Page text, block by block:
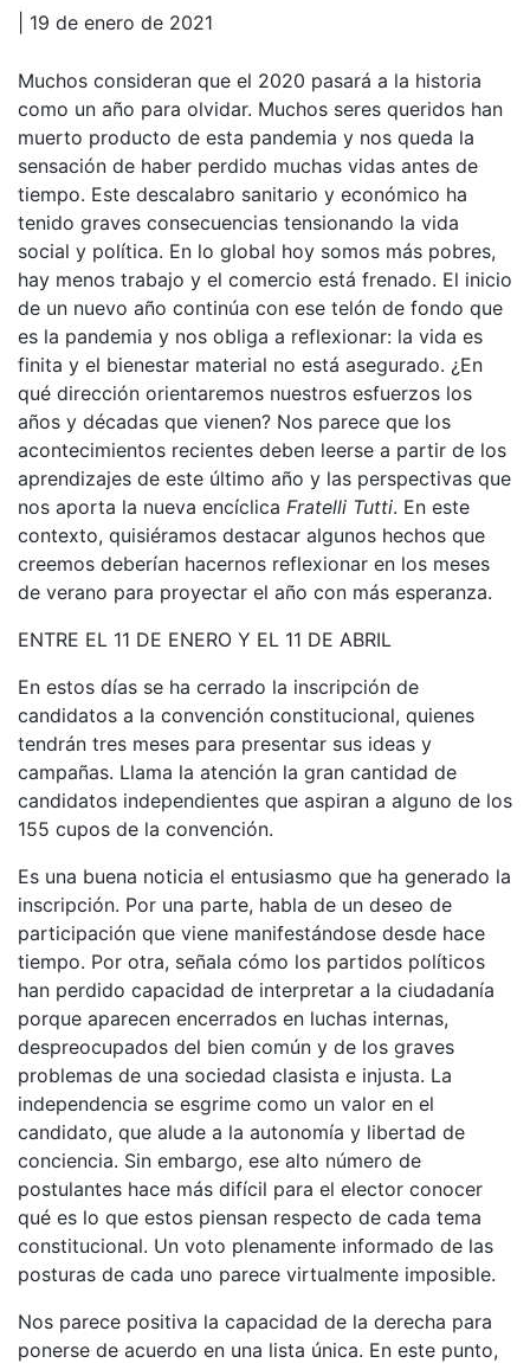
| 19 de enero de 2021
Muchos consideran que el 2020 pasará a la historia
como un año para olvidar. Muchos seres queridos han
muerto producto de esta pandemia y nos queda la
sensación de haber perdido muchas vidas antes de
tiempo. Este descalabro sanitario y económico ha
tenido graves consecuencias tensionando la vida
social y política. En lo global hoy somos más pobres,
hay menos trabajo y el comercio está frenado. El inicio
de un nuevo año continúa con ese telón de fondo que
es la pandemia y nos obliga a reflexionar: la vida es
finita y el bienestar material no está asegurado. ¿En
qué dirección orientaremos nuestros esfuerzos los
años y décadas que vienen? Nos parece que los
acontecimientos recientes deben leerse a partir de los
aprendizajes de este último año y las perspectivas que
nos aporta la nueva encíclica Fratelli Tutti. En este
contexto, quisiéramos destacar algunos hechos que
creemos deberían hacernos reflexionar en los meses
de verano para proyectar el año con más esperanza.
ENTRE EL 11 DE ENERO Y EL 11 DE ABRIL
En estos días se ha cerrado la inscripción de
candidatos a la convención constitucional, quienes
tendrán tres meses para presentar sus ideas y
campañas. Llama la atención la gran cantidad de
candidatos independientes que aspiran a alguno de los
155 cupos de la convención.
Es una buena noticia el entusiasmo que ha generado la
inscripción. Por una parte, habla de un deseo de
participación que viene manifestándose desde hace
tiempo. Por otra, señala cómo los partidos políticos
han perdido capacidad de interpretar a la ciudadanía
porque aparecen encerrados en luchas internas,
despreocupados del bien común y de los graves
problemas de una sociedad clasista e injusta. La
independencia se esgrime como un valor en el
candidato, que alude a la autonomía y libertad de
conciencia. Sin embargo, ese alto número de
postulantes hace más difícil para el elector conocer
qué es lo que estos piensan respecto de cada tema
constitucional. Un voto plenamente informado de las
posturas de cada uno parece virtualmente imposible.
Nos parece positiva la capacidad de la derecha para
ponerse de acuerdo en una lista única. En este punto,